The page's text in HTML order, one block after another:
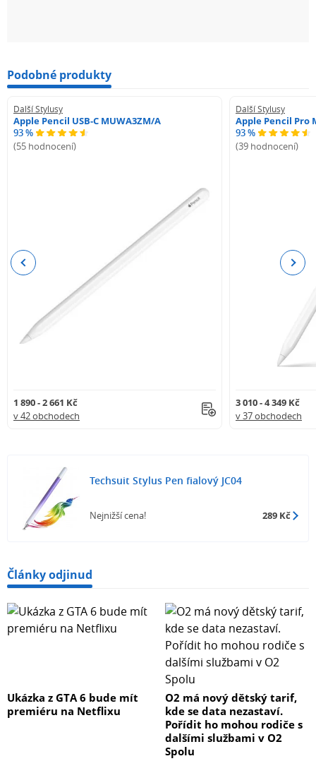
Podobné produkty
Další Stylusy
Apple Pencil USB-C MUWA3ZM/A
93 %
(55 hodnocení)
1 890 - 2 661 Kč
v 42 obchodech
Další Stylusy
Apple Pencil Pro
93 %
(39 hodnocení)
3 010 - 4 349 Kč
v 37 obchodech
Previous Next
Techsuit Stylus Pen fialový JC04
Nejnižší cena! 289 Kč
Články odjinud
Ukázka z GTA 6 bude mít
premiéru na Netflixu
O2 má nový dětský tarif,
kde se data nezastaví.
Pořídit ho mohou rodiče s
dalšími službami v O2
Spolu